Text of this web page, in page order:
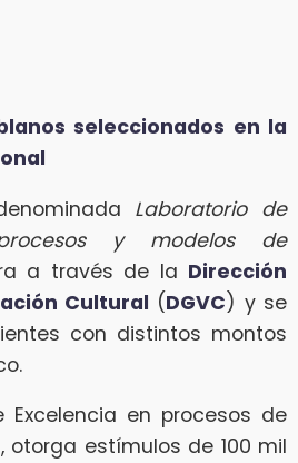
seleccionados en la
Laboratorio de
y modelos de
a través de la Dirección
Cultural (DGVC) y se
con distintos montos
Excelencia en procesos de
otorga estímulos de 100 mil